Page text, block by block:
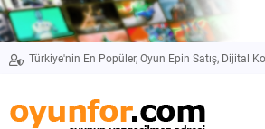
Türkiye'nin En Popüler, Oyun Epin Satış, Dijital